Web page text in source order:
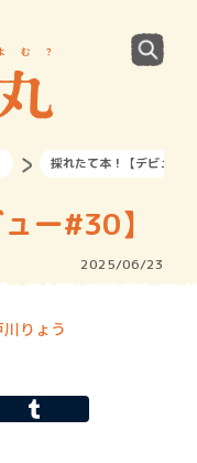
採れたて本！【デビュー
ー#30】
2025/06/23
りょう